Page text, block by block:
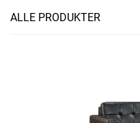
ALLE PRODUKTER